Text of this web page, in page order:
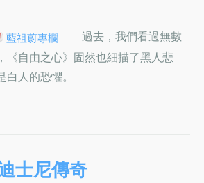
藍祖蔚專欄
過去，我們看過無數
《自由之心》固然也細描了黑人悲
人的恐懼。
士尼傳奇